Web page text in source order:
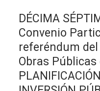
DÉCIMA
Convenio
referéndum
Obras Públicas